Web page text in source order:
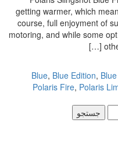
getting warmer, which
course, full enjoyment
motoring, and while some
Blue,Blue Edition,
Polaris Fire,Polaris